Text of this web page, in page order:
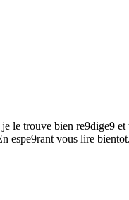
trouve bien re9dige9 et
espe9rant vous lire bientot.